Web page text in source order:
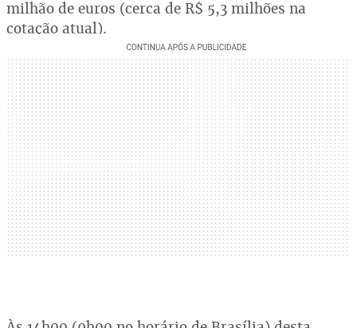
milhão de euros (cerca de R$ 5,3 milhões na
cotação atual).